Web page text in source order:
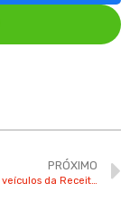
PRÓXIMO
Novo leilão de veículos da Receita Federal acontece neste mês